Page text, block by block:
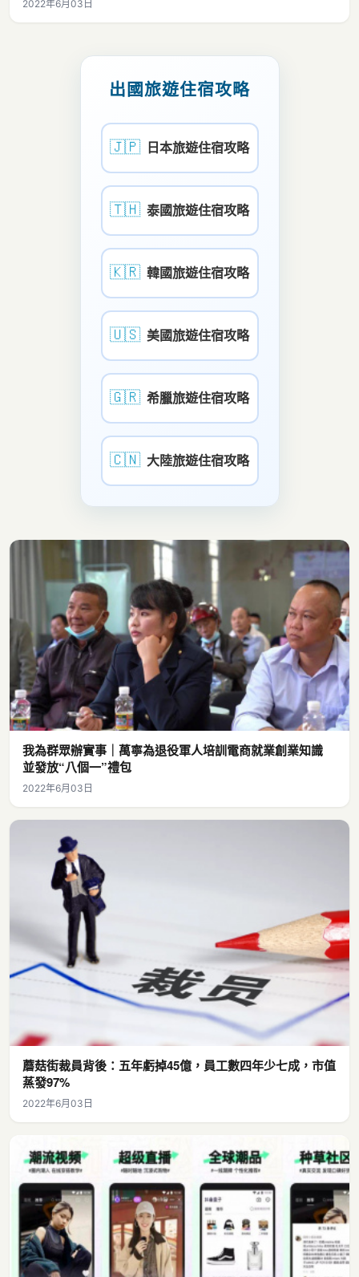
2022年6月03日
出國旅遊住宿攻略
🇯🇵 日本旅遊住宿攻略
🇹🇭 泰國旅遊住宿攻略
🇰🇷 韓國旅遊住宿攻略
🇺🇸 美國旅遊住宿攻略
🇬🇷 希臘旅遊住宿攻略
🇨🇳 大陸旅遊住宿攻略
我為群眾辦實事｜萬寧為退役軍人培訓電商就業創業知識
並發放“八個一”禮包
2022年6月03日
蘑菇街裁員背後：五年虧掉45億，員工數四年少七成，市值
蒸發97%
2022年6月03日